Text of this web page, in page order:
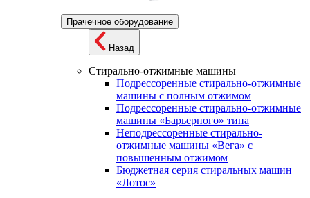
Прачечное оборудование
Назад
Стирально-отжимные машины
Подрессоренные стирально-отжимные
машины с полным отжимом
Подрессоренные стирально-отжимные
машины «Барьерного» типа
Неподрессоренные стирально-
отжимные машины «Вега» с
повышенным отжимом
Бюджетная серия стиральных машин
«Лотос»